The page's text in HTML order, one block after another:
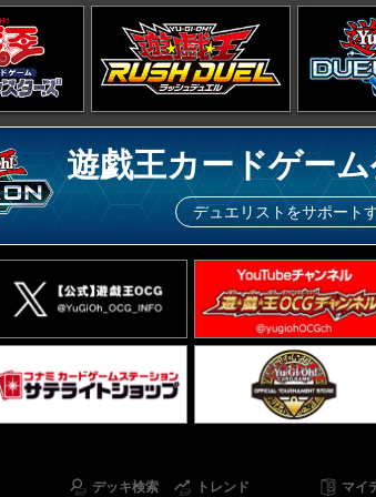
遊戯王カードゲー
デュエリストをサポート
デッキ検索 トレンド マイ